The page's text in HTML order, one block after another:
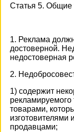
Статья 5. Общие
1. Реклама
достоверной.
недостоверная
2.
1) содержит
товарами,
изготовителями
продавцами;